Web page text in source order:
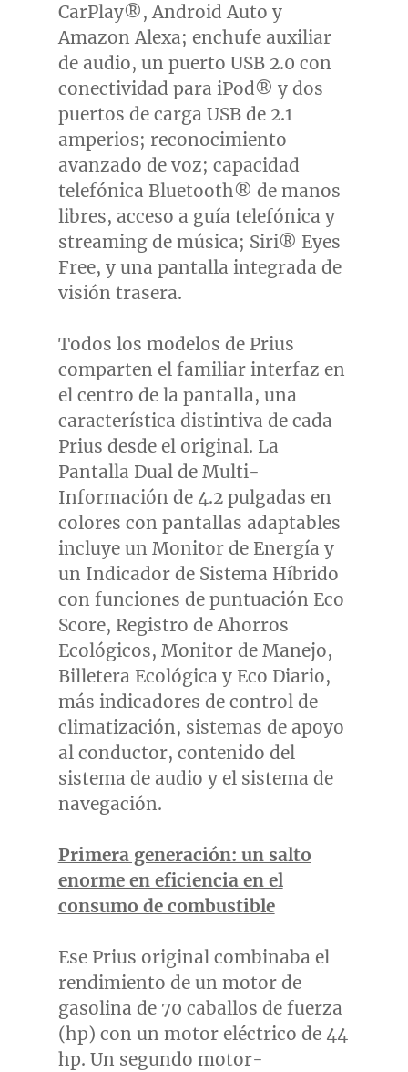
CarPlay®, Android Auto y
Amazon Alexa; enchufe auxiliar
de audio, un puerto USB 2.0 con
conectividad para iPod® y dos
puertos de carga USB de 2.1
amperios; reconocimiento
avanzado de voz; capacidad
telefónica Bluetooth® de manos
libres, acceso a guía telefónica y
streaming de música; Siri® Eyes
Free, y una pantalla integrada de
visión trasera.
Todos los modelos de Prius
comparten el familiar interfaz en
el centro de la pantalla, una
característica distintiva de cada
Prius desde el original. La
Pantalla Dual de Multi-
Información de 4.2 pulgadas en
colores con pantallas adaptables
incluye un Monitor de Energía y
un Indicador de Sistema Híbrido
con funciones de puntuación Eco
Score, Registro de Ahorros
Ecológicos, Monitor de Manejo,
Billetera Ecológica y Eco Diario,
más indicadores de control de
climatización, sistemas de apoyo
al conductor, contenido del
sistema de audio y el sistema de
navegación.
Primera generación: un salto
enorme en eficiencia en el
consumo de combustible
Ese Prius original combinaba el
rendimiento de un motor de
gasolina de 70 caballos de fuerza
(hp) con un motor eléctrico de 44
hp. Un segundo motor-